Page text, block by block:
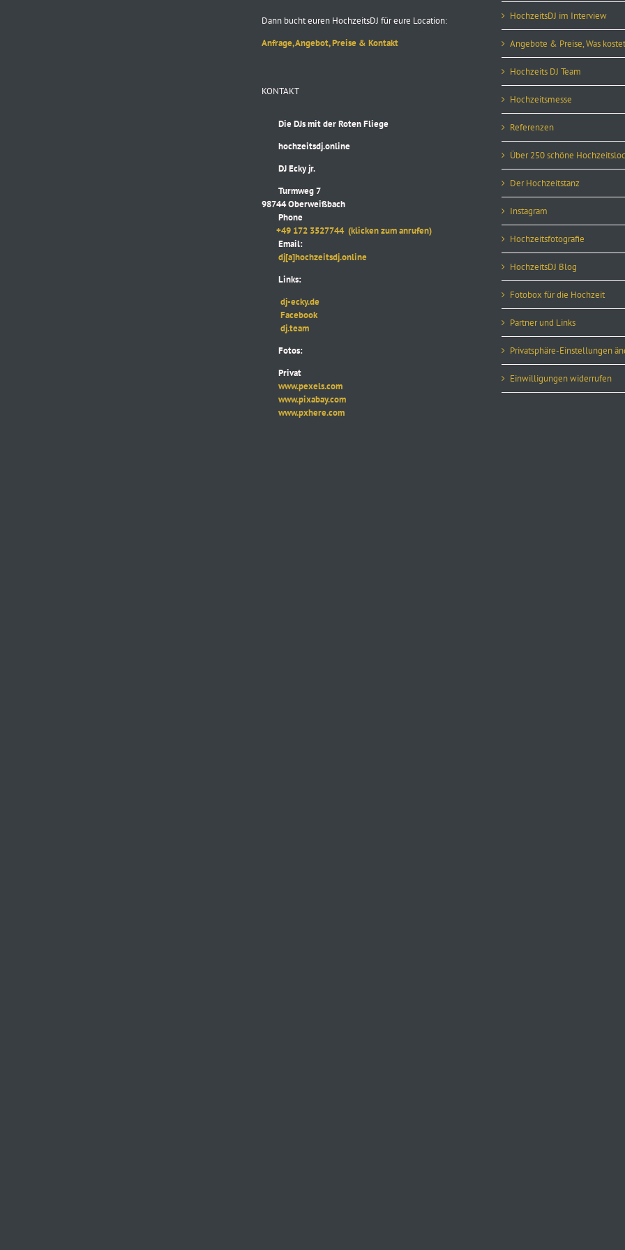
Dann bucht euren HochzeitsDJ für eure Location:
Anfrage, Angebot, Preise & Kontakt
KONTAKT
Die DJs mit der Roten Fliege
hochzeitsdj.online
DJ Ecky jr.
Turmweg 7
98744 Oberweißbach
Phone
+49 172 3527744 (klicken zum anrufen)
Email:
dj[a]hochzeitsdj.online
Links:
dj-ecky.de
Facebook
dj.team
Fotos:
Privat
www.pexels.com
www.pixabay.com
www.pxhere.com
HochzeitsDJ im Interview
Angebote & Preise, Was
Hochzeits DJ Team
Hochzeitsmesse
Referenzen
Über 250 schöne
Der Hochzeitstanz
Instagram
Hochzeitsfotografie
HochzeitsDJ Blog
Fotobox für die Hochzeit
Partner und Links
Privatsphäre-Einstellungen
Einwilligungen widerrufen